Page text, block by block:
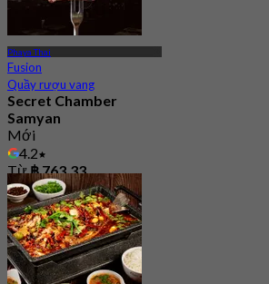
Phaya Thai
Fusion
Quầy rượu vang
Secret Chamber
Samyan
Mới
4.2
Từ฿ 763.33